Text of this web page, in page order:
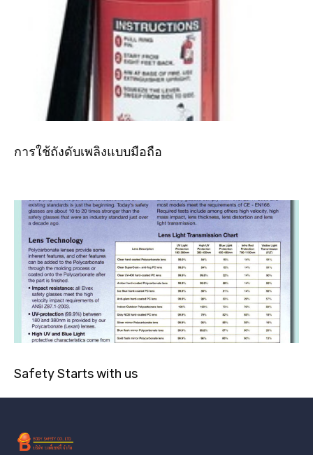
การใช้ถังดับเพลิงแบบมือถือ
Safety Starts with us